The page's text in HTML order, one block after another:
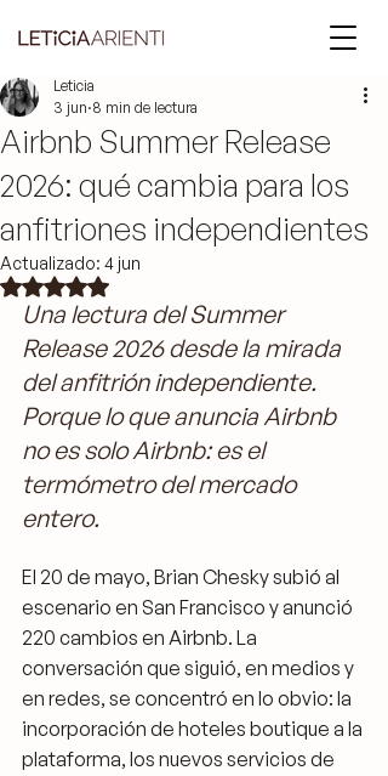
Airbnb Summer Release
2026: qué cambia para los
anfitriones independientes
Leticia
3 jun 8 min de lectura
Actualizado: 4 jun
Obtuvo NaN de 5 estrellas.
Una lectura del Summer
Release 2026 desde la mirada
del anfitrión independiente.
Porque lo que anuncia Airbnb
no es solo Airbnb: es el
termómetro del mercado
entero.
El 20 de mayo, Brian Chesky subió al
escenario en San Francisco y anunció
220 cambios en Airbnb. La
conversación que siguió, en medios y
en redes, se concentró en lo obvio: la
incorporación de hoteles boutique a la
plataforma, los nuevos servicios de